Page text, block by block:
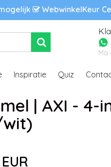
WebwinkelKeur
Inspiratie Quiz
| AXI - 4-